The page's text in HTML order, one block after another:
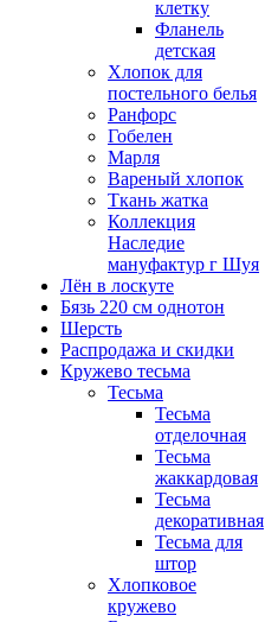
клетку
Фланель
детская
Хлопок для
постельного белья
Ранфорс
Гобелен
Марля
Вареный хлопок
Ткань жатка
Коллекция
Наследие
мануфактур г Шуя
Лён в лоскуте
Бязь 220 см однотон
Шерсть
Распродажа и скидки
Кружево тесьма
Тесьма
Тесьма
отделочная
Тесьма
жаккардовая
Тесьма
декоративная
Тесьма для
штор
Хлопковое
кружево